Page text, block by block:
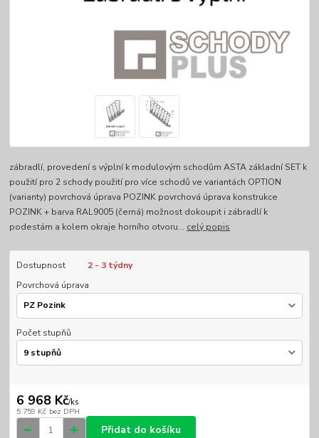
zábradlí, provedení s výplní k modulovým schodům ASTA základní SET k
použití pro 2 schody použití pro více schodů ve variantách OPTION
(varianty) povrchová úprava POZINK povrchová úprava konstrukce
POZINK + barva RAL9005 (černá) možnost dokoupit i zábradlí k
podestám a kolem okraje horního otvoru... celý popis
Dostupnost
2 - 3 týdny
Povrchová úprava
Počet stupňů
6 968 Kč/ks
5 759 Kč bez DPH
Přidat do košíku